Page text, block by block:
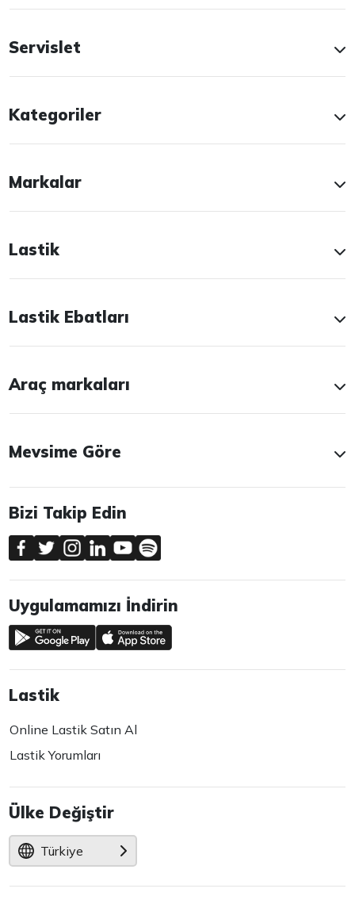
Servislet
Kategoriler
Markalar
Lastik
Lastik Ebatları
Araç markaları
Mevsime Göre
Bizi Takip Edin
Uygulamamızı İndirin
Lastik
Online Lastik Satın Al
Lastik Yorumları
Ülke Değiştir
Türkiye